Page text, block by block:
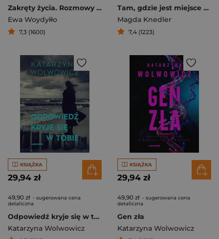
Zakręty życia. Rozmowy o miłości, depresji, nałogach i odnajdywaniu siebie
Ewa Woydyłło
7,3 (1600)
Tam, gdzie jest miejsce przy stole
Magda Knedler
7,4 (1223)
KSIĄŻKA
29,94 zł
49,90 zł - sugerowana cena
detaliczna
Odpowiedź kryje się w tobie
Katarzyna Wolwowicz
KSIĄŻKA
29,94 zł
49,90 zł - sugerowana cena
detaliczna
Gen zła
Katarzyna Wolwowicz